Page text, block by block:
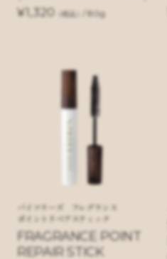
¥1,320 （税込） / 80g
バイツリーズ フレグランス
ポイントリペアスティック
FRAGRANCE POINT
REPAIR STICK